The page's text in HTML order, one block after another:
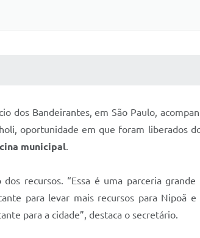
dos Bandeirantes, em São Paulo,
oportunidade em que foram liberados
municipal.
recursos. “Essa é uma parceria
para levar mais recursos para Nipoã
para a cidade”, destaca o secretário.